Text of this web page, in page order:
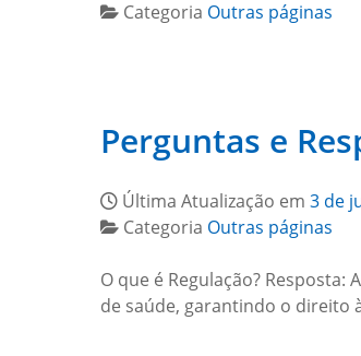
Categoria Outras páginas
Perguntas e
Última Atualização em 3 de
Categoria Outras páginas
O que é Regulação?
de saúde, garantindo o direito